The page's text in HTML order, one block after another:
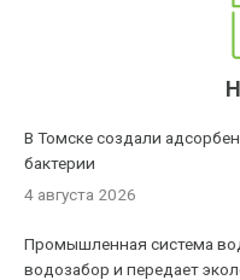
В Томске создали
бактерии
4 августа 2026
Промышленная система
водозабор и передает